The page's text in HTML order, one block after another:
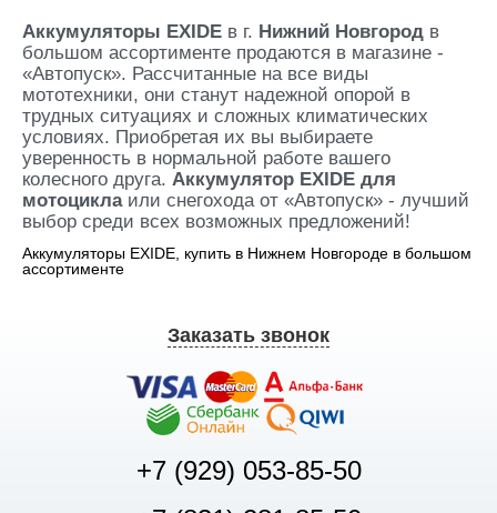
Аккумуляторы EXIDE в г. Нижний Новгород в
большом ассортименте продаются в магазине -
«Автопуск». Рассчитанные на все виды
мототехники, они станут надежной опорой в
трудных ситуациях и сложных климатических
условиях. Приобретая их вы выбираете
уверенность в нормальной работе вашего
колесного друга. Аккумулятор EXIDE для
мотоциклаили снегохода от «Автопуск» - лучший
выбор среди всех возможных предложений!
Аккумуляторы EXIDE, купить в Нижнем Новгороде в большом
ассортименте
Заказать звонок
+7 (929) 053-85-50